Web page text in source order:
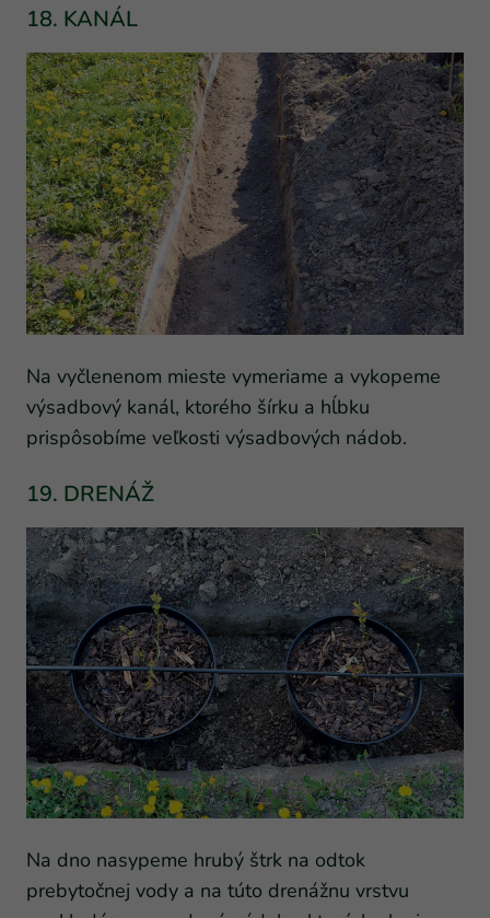
18. KANÁL
Na vyčlenenom mieste vymeriame a vykopeme
výsadbový kanál, ktorého šírku a hĺbku
prispôsobíme veľkosti výsadbových nádob.
19. DRENÁŽ
Na dno nasypeme hrubý štrk na odtok
prebytočnej vody a na túto drenážnu vrstvu